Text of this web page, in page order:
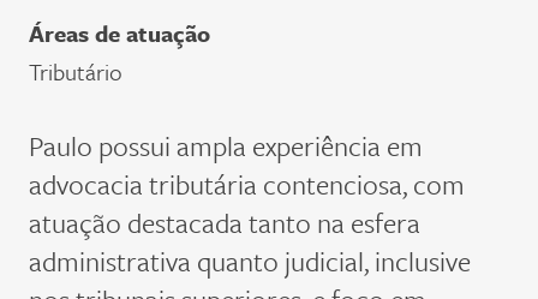
Áreas de atuação
Tributário
Paulo possui ampla experiência em
advocacia tributária contenciosa, com
atuação destacada tanto na esfera
administrativa quanto judicial, inclusive